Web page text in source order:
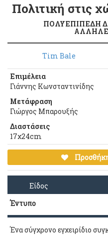
Πολιτική στις
ΠΟΛΥΕΠΙΠΕΔΗ
Tim Bale
Επιμέλεια
Γιάννης Κωνσταντινίδης
Μετάφραση
Γιώργος Μπαρουξής
Διαστάσεις
17χ24cm
Είδος
Έντυπο
Ένα σύγχρονο εγχειρίδιο